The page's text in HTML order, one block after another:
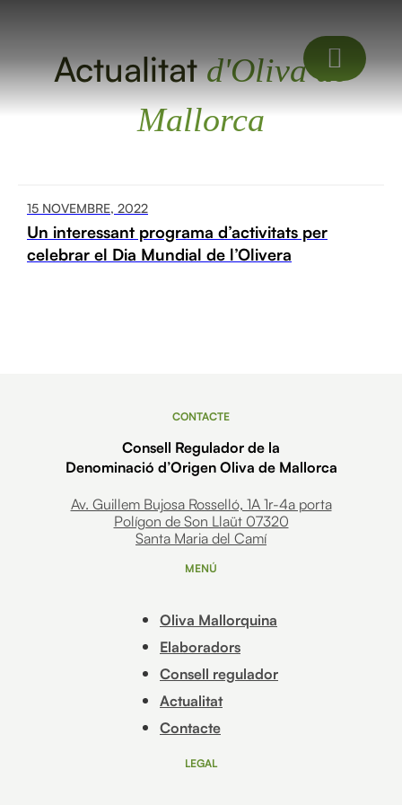
Actualitatd'Oliva de
Mallorca
15 NOVEMBRE, 2022
Un interessant programa d’activitats per
celebrar el Dia Mundial de l’Olivera
CONTACTE
Consell Regulador de la
Denominació d’Origen Oliva de Mallorca
Av. Guillem Bujosa Rosselló, 1A 1r-4a porta
Polígon de Son Llaüt 07320
Santa Maria del Camí
MENÚ
Oliva Mallorquina
Elaboradors
Consell regulador
Actualitat
Contacte
LEGAL